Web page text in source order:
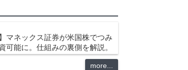
】マネックス証券が米国株でつみ
可能に。仕組みの裏側を解説。
more...